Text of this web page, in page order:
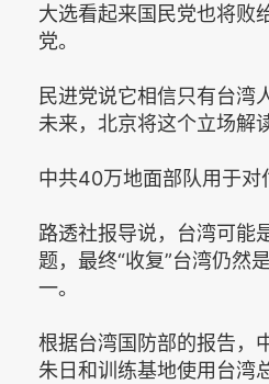
大选看起来国民党也将败
党。
民进党说它相信只有台湾
未来，北京将这个立场解
中共40万地面部队用于对
路透社报导说，台湾可能
题，最终“收复”台湾仍然
一。
根据台湾国防部的报告，
朱日和训练基地使用台湾